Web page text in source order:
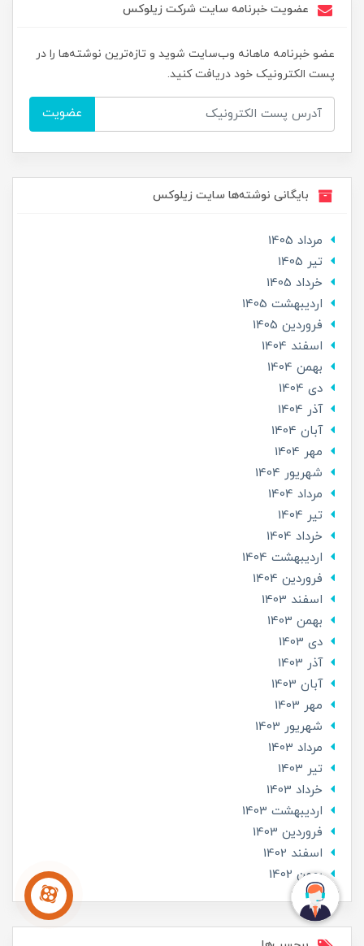
عضویت خبرنامه سایت شرکت زیلوکس
عضو خبرنامه ماهانه وب‌سایت شوید و تازه‌ترین نوشته‌ها را در
پست الکترونیک خود دریافت کنید.
عضویت
بایگانی نوشته‌ها سایت زیلوکس
مرداد 1405
تير 1405
خرداد 1405
ارديبهشت 1405
فروردین 1405
اسفند 1404
بهمن 1404
دی 1404
آذر 1404
آبان 1404
مهر 1404
شهریور 1404
مرداد 1404
تير 1404
خرداد 1404
ارديبهشت 1404
فروردین 1404
اسفند 1403
بهمن 1403
دی 1403
آذر 1403
آبان 1403
مهر 1403
شهریور 1403
مرداد 1403
تير 1403
خرداد 1403
ارديبهشت 1403
فروردین 1403
اسفند 1402
بهمن 1402